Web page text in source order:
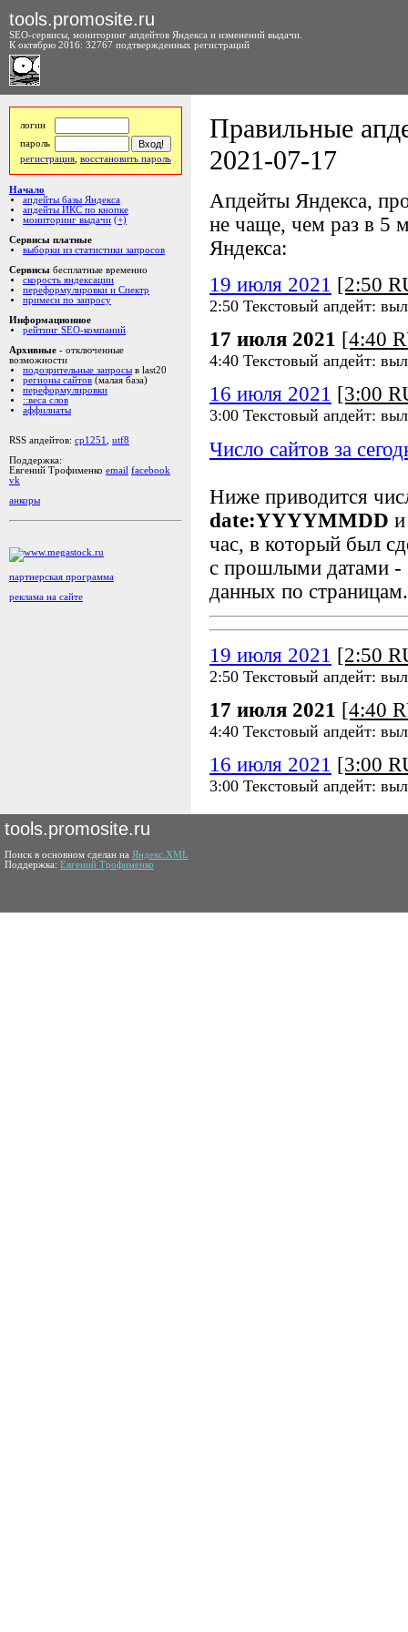
tools.promosite.ru
SEO-сервисы, мониторинг апдейтов Яндекса и изменений выдачи.
К октябрю 2016: 32767 подтвержденных регистраций
логин
пароль
регистрация восстановить пароль
Начало
апдейты базы Яндекса
апдейты ИКС по кнопке
мониторинг выдачи (+)
Сервисы платные
выборки из статистики запросов
Сервисы бесплатные временно
скорость яндексации
переформулировки и Спектр
примеси по запросу
Информационное
рейтинг SEO-компаний
Архивные - отключенные
возможности
подозрительные запросы в last20
регионы сайтов (малая база)
переформулировки
::веса слов
аффилиаты
RSS апдейтов: cp1251
utf8
Поддержка:
Евгений Трофименко email facebook
vk
анкоры
партнерская программа
реклама на сайте
Правильные
2021-07-17
Апдейты Яндекса,
не чаще, чем раз в 5
Яндекса:
19 июля 2021 [2:50
2:50 Текстовый апдейт:
17 июля 2021 [4:40
4:40 Текстовый апдейт:
16 июля 2021 [3:00
3:00 Текстовый апдейт:
Число сайтов за
Ниже приводится
date:YYYYMMDD
час, в который был
с прошлыми датами -
данных по страницам.
19 июля 2021 [2:50
2:50 Текстовый апдейт:
17 июля 2021 [4:40
4:40 Текстовый апдейт:
16 июля 2021 [3:00
3:00 Текстовый апдейт:
tools.promosite.ru
Поиск в основном сделан на Яндекс.XML
Поддержка: Евгений Трофименко